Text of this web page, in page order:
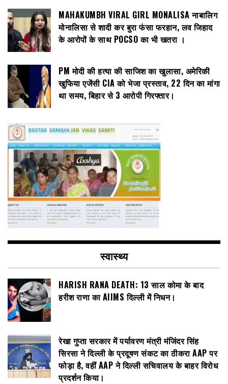
MAHAKUMBH VIRAL GIRL MONALISA नाबालिग
मोनालिसा से शादी कर बुरा फंसा फरहान, लव जिहाद
के आरोपों के साथ POCSO का भी खतरा ।
PM मोदी की हत्या की साजिश का खुलासा, अमेरिकी
खुफिया एजेंसी CIA को भेजा प्रस्ताव, 22 दिन का मांगा
था समय, बिहार से 3 आरोपी गिरफ्तार।
स्वास्थ्य
HARISH RANA DEATH: 13 साल कोमा के बाद
हरीश राणा का AIIMS दिल्ली में निधन।
रेखा गुप्ता सरकार में पर्यावरण मंत्री मंजिंदर सिंह
सिरसा ने दिल्ली के प्रदूषण संकट का ठीकरा AAP पर
फोड़ा है, वहीं AAP ने दिल्ली सचिवालय के बाहर विरोध
प्रदर्शन किया।